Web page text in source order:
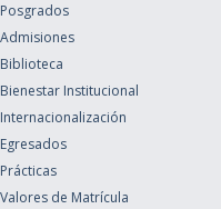
Posgrados
Admisiones
Biblioteca
Bienestar Institucional
Internacionalización
Egresados
Prácticas
Valores de Matrícula